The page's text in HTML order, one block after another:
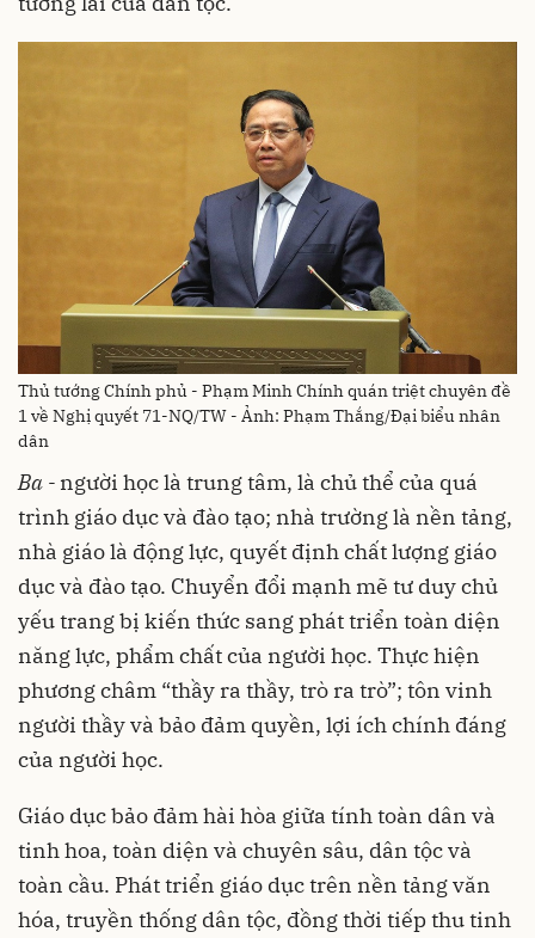
Thủ tướng Chính phủ - Phạm Minh Chính quán triệt chuyên đề
1 về Nghị quyết 71-NQ/TW - Ảnh: Phạm Thắng/Đại biểu nhân
dân
Ba - người học là trung tâm, là chủ thể của quá
trình giáo dục và đào tạo; nhà trường là nền tảng,
nhà giáo là động lực, quyết định chất lượng giáo
dục và đào tạo. Chuyển đổi mạnh mẽ tư duy chủ
yếu trang bị kiến thức sang phát triển toàn diện
năng lực, phẩm chất của người học. Thực hiện
phương châm “thầy ra thầy, trò ra trò”; tôn vinh
người thầy và bảo đảm quyền, lợi ích chính đáng
của người học.
Giáo dục bảo đảm hài hòa giữa tính toàn dân và
tinh hoa, toàn diện và chuyên sâu, dân tộc và
toàn cầu. Phát triển giáo dục trên nền tảng văn
hóa, truyền thống dân tộc, đồng thời tiếp thu tinh